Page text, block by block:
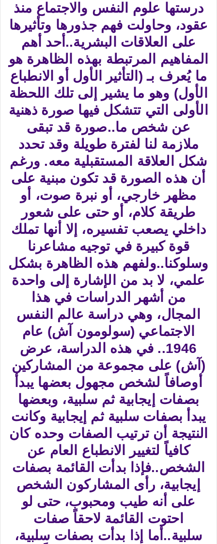
درستها علوم النفس والاجتماع منذ
عقود، وحاولت فهم جذورها وتأثيرها
على العلاقات البشرية..أحد أهم
المفاهيم المرتبطة بهذه الظاهرة هو
ما يُعرف بـ (التأثير الأول أو الانطباع
الأول) وهو ما يشير إلى تلك اللحظة
الأولى التي تتشكل فيها صورة ذهنية
عن شخص ما..صورة قد تبقى
ملازمة لنا لفترة طويلة وقد تحدد
شكل العلاقة المستقبلية معه. ورغم
أن هذه الصورة قد تكون مبنية على
مظهر خارجي، أو نبرة صوت، أو
طريقة كلام، أو حتى على شعور
داخلي يصعب تفسيره، إلا أنها تملك
قوة كبيرة في توجيه مشاعرنا
وسلوكنا..ولفهم هذه الظاهرة بشكل
علمي، لا بد من الإشارة إلى واحدة
من أشهر الدراسات في هذا
المجال، وهي دراسة عالم النفس
الاجتماعي (سولومون آش) عام
1946.. في هذه الدراسة، عرض
(آش) على مجموعة من المشاركين
أوصافاً لشخص مجهول بعضها يبدأ
بصفات إيجابية ثم سلبية، وبعضها
يبدأ بصفات سلبية ثم إيجابية وكانت
النتيجة أن ترتيب الصفات وحده كان
كافياً لتغيير الانطباع العام عن
الشخص..فإذا بدأت القائمة بصفات
إيجابية، رأى المشاركون الشخص
على أنه طيب ومحبوب، حتى لو
احتوت القائمة لاحقاً صفات
سلبية..أما إذا بدأت بصفات سلبية،